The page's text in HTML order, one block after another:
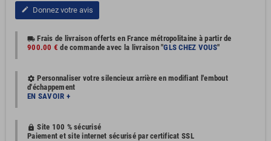
edit Donnez votre avis
local_shipping Frais de livraison offerts en France métropolitaine à partir de
900.00 € de commande avec la livraison "GLS CHEZ VOUS"
settings Personnaliser votre silencieux arrière en modifiant l'embout
d'échappement
EN SAVOIR +
https Site 100 % sécurisé
Paiement et site internet sécurisé par certificat SSL